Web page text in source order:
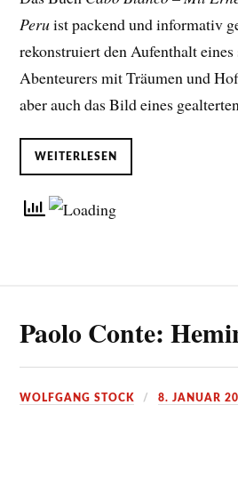
Peruist packend und informativ
rekonstruiert den Aufenthalt
Abenteurers mit Träumen und
aber auch das Bild eines
WEITERLESEN
Paolo Conte:
WOLFGANG STOCK 8. JANUAR